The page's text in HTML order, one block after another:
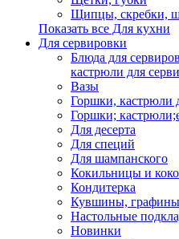
Щипцы, скребки,
Показать все Для кухни
Для сервировки
Блюда для
кастрюли для
Вазы
Горшки, кастрюли
Горшки;
Для десерта
Для специй
Для шампанского
Кокильницы и
Кондитерка
Кувшины,
Настольные
Новинки